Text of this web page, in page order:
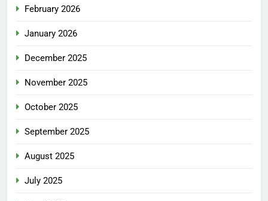
February 2026
January 2026
December 2025
November 2025
October 2025
September 2025
August 2025
July 2025